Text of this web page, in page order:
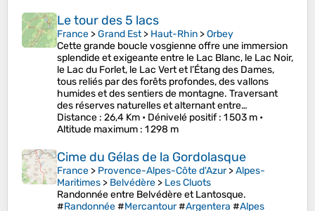
Le tour des 5 lacs
France >Grand Est> Haut-Rhin >Orbey
Cette grande boucle vosgienne offre une immersion
splendide et exigeante entre le Lac Blanc, le Lac Noir,
le Lac du Forlet, le Lac Vert et l’Étang des Dames,
tous reliés par des forêts profondes, des vallons
humides et des sentiers de montagne. Traversant
des réserves naturelles et alternant entre…
Distance : 26,4 Km • Dénivelé positif: 1 503 m •
Altitude maximum : 1 298 m
Cime du Gélas de la Gordolasque
France > Provence-Alpes-Côte d'Azur>Alpes-
Maritimes > Belvédère > Les Cluots
Randonnée entre Belvédère et Lantosque.
#Randonnée#Mercantour#Argentera #Alpes